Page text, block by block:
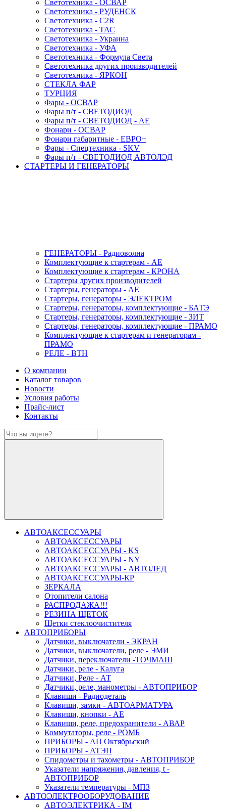
Светотехника - ОСВАР
Светотехника - РУДЕНСК
Светотехника - C2R
Светотехника - ТАС
Светотехника - Украина
Светотехника - УФА
Светотехника - Формула Света
Светотехника других производителей
Светотехника - ЯРКОН
СТЕКЛА ФАР
ТУРЦИЯ
Фары - ОСВАР
Фары п/т - СВЕТОДИОД
Фары п/т - СВЕТОДИОД - АЕ
Фонари - ОСВАР
Фонари габаритные - ЕВРО+
Фары - Спецтехника - SKV
Фары п/т - СВЕТОДИОД АВТОЛЭД
СТАРТЕРЫ И ГЕНЕРАТОРЫ
ГЕНЕРАТОРЫ - Радиоволна
Комплектующие к стартерам - АЕ
Комплектующие к стартерам - КРОНА
Стартеры других производителей
Стартеры, генераторы - АЕ
Стартеры, генераторы - ЭЛЕКТРОМ
Стартеры, генераторы, комплектующие - БАТЭ
Стартеры, генераторы, комплектующие - ЗИТ
Стартеры, генераторы, комплектующие - ПРАМО
Комплектующие к стартерам и генераторам -
ПРАМО
РЕЛЕ - ВТН
О компании
Каталог товаров
Новости
Условия работы
Прайс-лист
Контакты
АВТОАКСЕССУАРЫ
АВТОАКСЕССУАРЫ
АВТОАКСЕССУАРЫ - KS
АВТОАКСЕССУАРЫ - NY
АВТОАКСЕССУАРЫ - АВТОЛЕД
АВТОАКСЕССУАРЫ-КР
ЗЕРКАЛА
Отопители салона
РАСПРОДАЖА!!!
РЕЗИНА ЩЕТОК
Щетки стеклоочистителя
АВТОПРИБОРЫ
Датчики, выключатели - ЭКРАН
Датчики, выключатели, реле - ЭМИ
Датчики, переключатели -ТОЧМАШ
Датчики, реле - Калуга
Датчики, Реле - АТ
Датчики, реле, манометры - АВТОПРИБОР
Клавиши - Радиодеталь
Клавиши, замки - АВТОАРМАТУРА
Клавиши, кнопки - АЕ
Клавиши, реле, предохранители - АВАР
Коммутаторы, реле - РОМБ
ПРИБОРЫ - АП Октябрьский
ПРИБОРЫ - АТЭП
Спидометры и тахометры - АВТОПРИБОР
Указатели напряжения, давления, t -
АВТОПРИБОР
Указатели температуры - МПЗ
АВТОЭЛЕКТРООБОРУДОВАНИЕ
АВТОЭЛЕКТРИКА - IM